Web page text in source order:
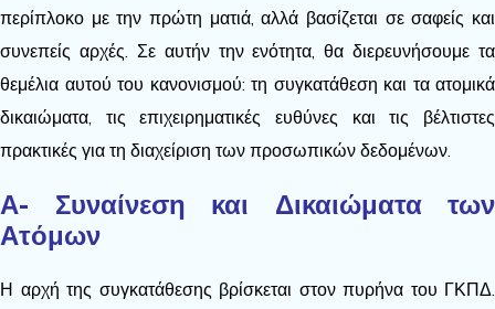
περίπλοκο με την πρώτη ματιά, αλλά βασίζεται σε σαφείς και
συνεπείς αρχές. Σε αυτήν την ενότητα, θα διερευνήσουμε τα
θεμέλια αυτού του κανονισμού: τη συγκατάθεση και τα ατομικά
δικαιώματα, τις επιχειρηματικές ευθύνες και τις βέλτιστες
πρακτικές για τη διαχείριση των προσωπικών δεδομένων.
Α- Συναίνεση και Δικαιώματα των
Ατόμων
Η αρχή της συγκατάθεσης βρίσκεται στον πυρήνα του ΓΚΠΔ.